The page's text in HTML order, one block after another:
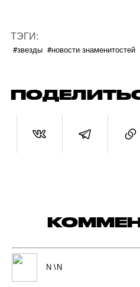
ТЭГИ:
#звезды #новости знаменитостей
N \N